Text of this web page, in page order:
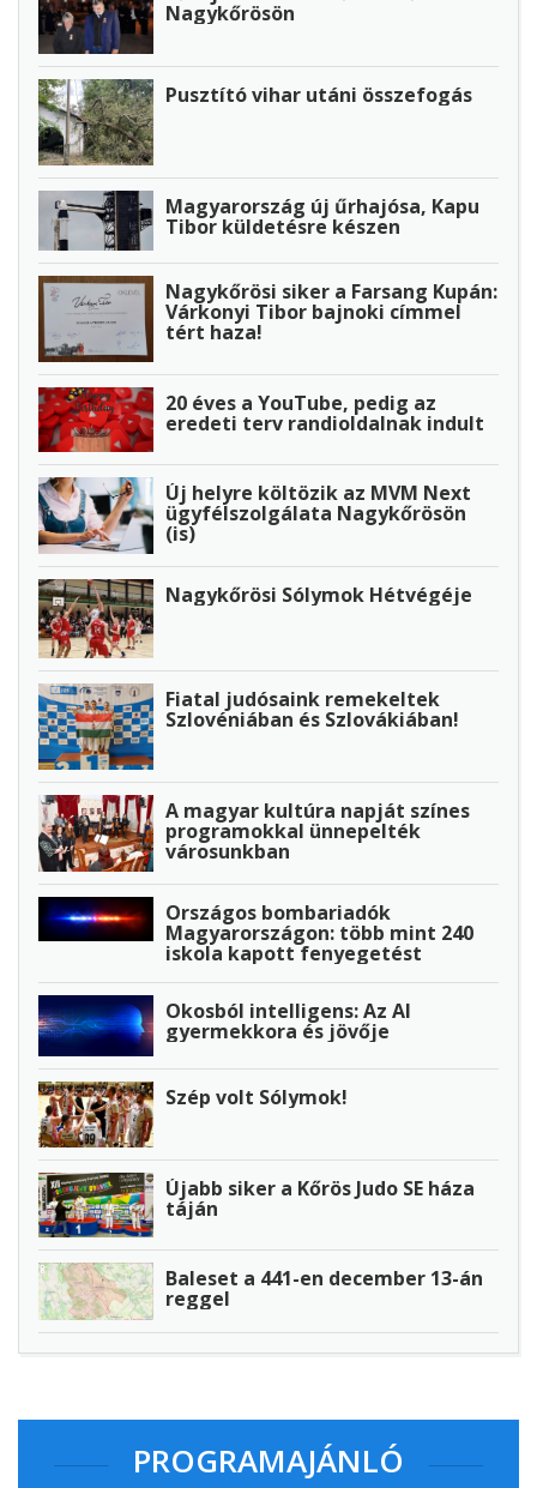
Nagykőrösön
Pusztító vihar utáni összefogás
Magyarország új űrhajósa, Kapu
Tibor küldetésre készen
Nagykőrösi siker a Farsang Kupán:
Várkonyi Tibor bajnoki címmel
tért haza!
20 éves a YouTube, pedig az
eredeti terv randioldalnak indult
Új helyre költözik az MVM Next
ügyfélszolgálata Nagykőrösön
(is)
Nagykőrösi Sólymok Hétvégéje
Fiatal judósaink remekeltek
Szlovéniában és Szlovákiában!
A magyar kultúra napját színes
programokkal ünnepelték
városunkban
Országos bombariadók
Magyarországon: több mint 240
iskola kapott fenyegetést
Okosból intelligens: Az AI
gyermekkora és jövője
Szép volt Sólymok!
Újabb siker a Kőrös Judo SE háza
táján
Baleset a 441-en december 13-án
reggel
PROGRAMAJÁNLÓ